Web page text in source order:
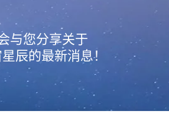
与您分享关于
辰的最新消息！